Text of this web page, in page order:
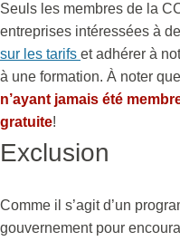
Seuls les membres de la
entreprises intéressées à
sur les tarifs et adhérer à
à une formation. À noter que
n’ayant jamais été
gratuite!
Exclusion
Comme il s’agit d’un
gouvernement pour